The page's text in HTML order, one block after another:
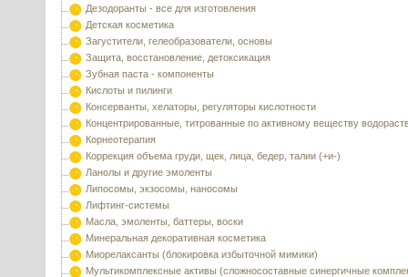
Дезодоранты - все для изготовления
Детская косметика
Загустители, гелеобразователи, основы
Защита, восстановление, детоксикация
Зубная паста - компоненты
Кислоты и пилинги
Консерванты, хелаторы, регуляторы кислотности
Концентрированные, титрованные по активному веществу
Корнеотерапия
Коррекция объема груди, щек, лица, бедер, талии (+и-)
Ланолы и другие эмоленты
Липосомы, экзосомы, наносомы
Лифтинг-системы
Масла, эмоленты, баттеры, воски
Минеральная декоративная косметика
Миорелаксанты (блокировка избыточной мимики)
Мультикомплексные активы (сложносоставные синергичные